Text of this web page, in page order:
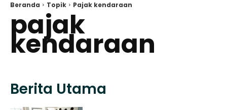
Beranda Topik Pajak kendaraan
pajak
kendaraan
Berita Utama